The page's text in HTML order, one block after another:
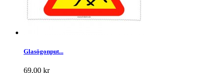
Glasögonput...
69,00 kr